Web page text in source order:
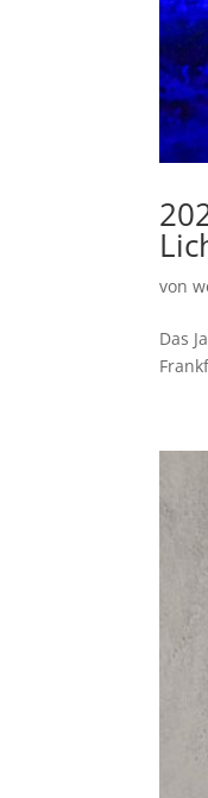
von
Das